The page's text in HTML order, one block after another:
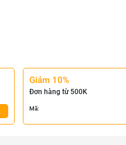
Giảm 10%
Đơn hàng từ 500K
Mã: